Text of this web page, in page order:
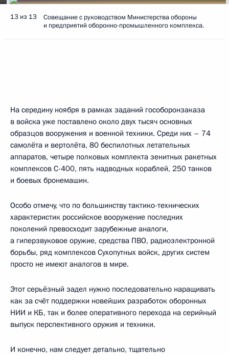
13 из 13
Совещание с руководством Министерства обороны
и предприятий оборонно-промышленного комплекса.
На середину ноября в рамках заданий гособоронзаказа
в войска уже поставлено около двух тысяч основных
образцов вооружения и военной техники. Среди них – 74
самолёта и вертолёта, 80 беспилотных летательных
аппаратов, четыре полковых комплекта зенитных ракетных
комплексов С-400, пять надводных кораблей, 250 танков
и боевых бронемашин.
Особо отмечу, что по большинству тактико-технических
характеристик российское вооружение последних
поколений превосходит зарубежные аналоги,
а гиперзвуковое оружие, средства ПВО, радиоэлектронной
борьбы, ряд комплексов Сухопутных войск, других систем
просто не имеют аналогов в мире.
Этот серьёзный задел нужно последовательно наращивать
как за счёт поддержки новейших разработок оборонных
НИИ и КБ, так и более оперативного перехода на серийный
выпуск перспективного оружия и техники.
И конечно, нам следует детально, тщательно